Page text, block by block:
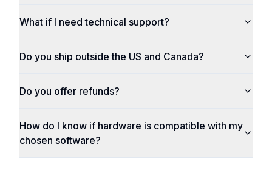
What if I need technical support?
Do you ship outside the US and Canada?
Do you offer refunds?
How do I know if hardware is compatible with my
chosen software?